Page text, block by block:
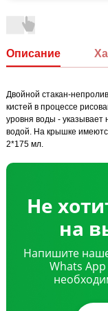
Описание
Двойной стакан-
кистей в процессе
уровня воды - указывает
водой. На крышке
2*175 мл.
Не
на
Напишите
Whats